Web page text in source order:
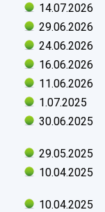
14.07.2026
29.06.2026
24.06.2026
16.06.2026
11.06.2026
1.07.2025
30.06.2025
29.05.2025
10.04.2025
10.04.2025